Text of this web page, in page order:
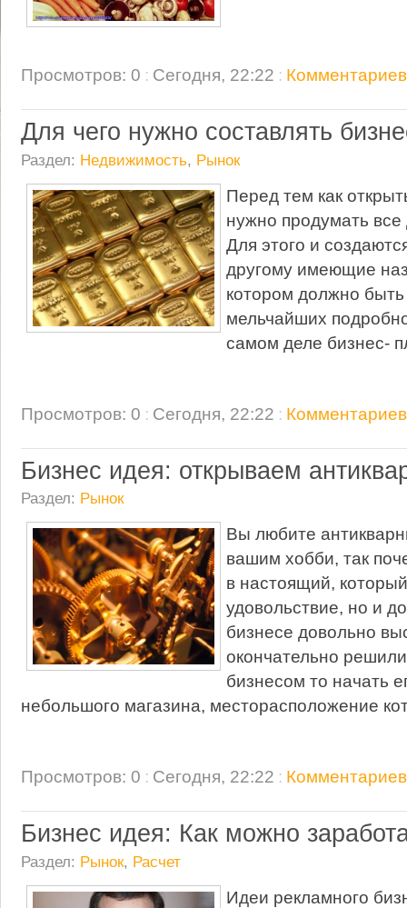
Просмотров: 0 : Сегодня, 22:22 :
Для чего нужно составлять
Раздел: Недвижимость, Рынок
Перед тем как
нужно продумать
Для этого и
другому имеющие
котором должно
мельчайших
самом деле бизнес-
Просмотров: 0 : Сегодня, 22:22 :
Бизнес идея: открываем
Раздел: Рынок
Вы любите
вашим хобби, так
в настоящий,
удовольствие, но и
бизнесе довольно
окончательно
бизнесом то начать
небольшого магазина, месторасположение
Просмотров: 0 : Сегодня, 22:22 :
Бизнес идея: Как можно
Раздел: Рынок, Расчет
Идеи рекламного